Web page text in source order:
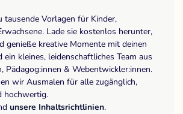
tausende Vorlagen für Kinder,
Lade sie kostenlos herunter,
genieße kreative Momente mit deinen
kleines, leidenschaftliches Team aus
Pädagog:innen & Webentwickler:innen.
wir Ausmalen für alle zugänglich,
hochwertig.
unsere Inhaltsrichtlinien.